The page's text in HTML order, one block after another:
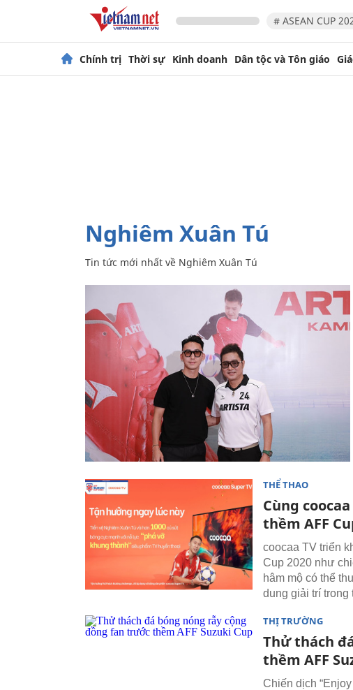
# ASEAN CUP
Chính trị Thời sự Kinh doanh Dân tộc và Tôn giáo
Nghiêm Xuân Tú
Tin tức mới nhất về Nghiêm Xuân Tú
THỂ THAO
Cùng
thềm AFF
coocaa TV triển
Cup 2020 như
hâm mộ có thể
dung giải trí
THỊ TRƯỜNG
Thử thách
thềm AFF
Chiến dịch